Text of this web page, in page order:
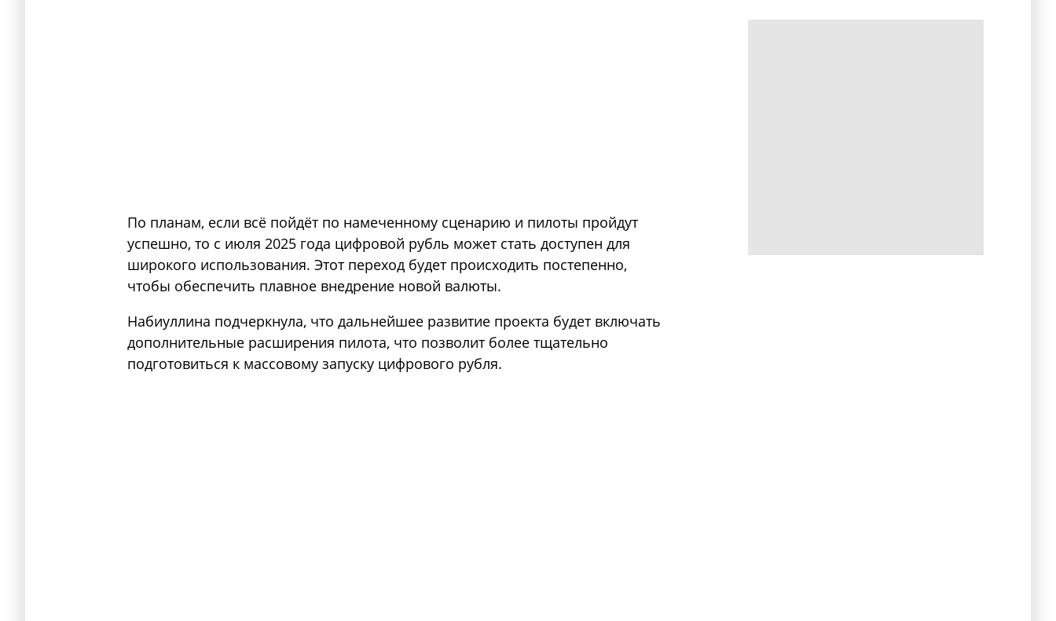
По планам, если всё пойдёт по намеченному сценарию и пилоты пройдут
успешно, то с июля 2025 года цифровой рубль может стать доступен для
широкого использования. Этот переход будет происходить постепенно,
чтобы обеспечить плавное внедрение новой валюты.
Набиуллина подчеркнула, что дальнейшее развитие проекта будет включать
дополнительные расширения пилота, что позволит более тщательно
подготовиться к массовому запуску цифрового рубля.